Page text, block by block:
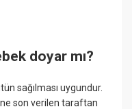
doyar mı?
sağılması uygundur.
son verilen taraftan